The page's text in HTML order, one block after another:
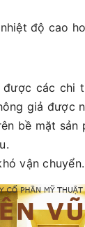
độ cao
được các chi
giả được
bề mặt
vận chuyển.